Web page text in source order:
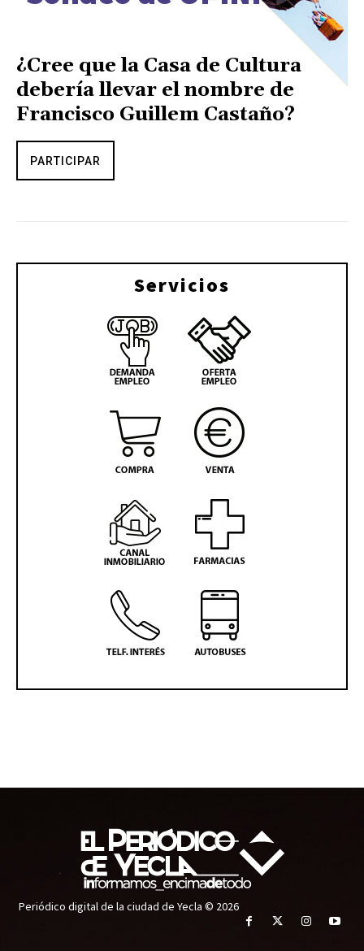
¿Cree que la Casa de Cultura
debería llevar el nombre de
Francisco Guillem Castaño?
PARTICIPAR
Servicios
Periódico digital de la ciudad de Yecla © 2026